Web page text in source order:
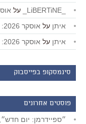
על אוסקר
איתן על אוסקר 2026: כל הזוכים
איתן על אוסקר 2026: כל הזוכים
סינמסקופ בפייסבוק
פוסטים אחרונים
״ספיידרמן: יום